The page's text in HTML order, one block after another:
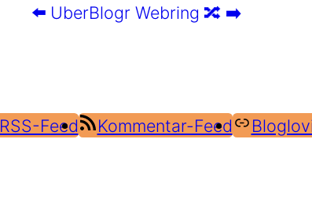
⬅️ UberBlogr Webring 🔀 ➡️
RSS-Feed Kommentar-Feed